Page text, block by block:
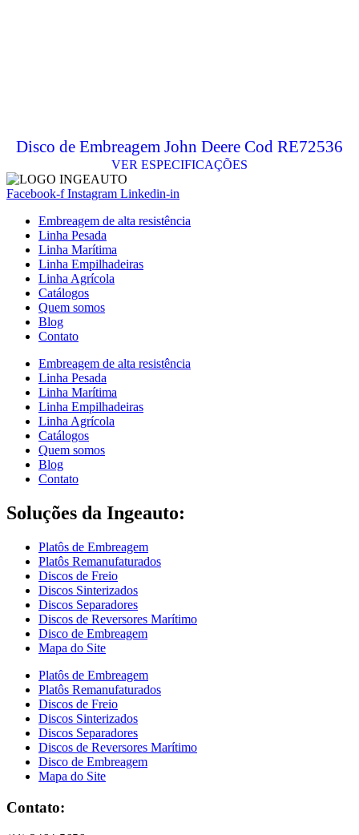
Disco de Embreagem John Deere Cod RE72536
VER ESPECIFICAÇÕES
Facebook-f Instagram Linkedin-in
Embreagem de alta resistência
Linha Pesada
Linha Marítima
Linha Empilhadeiras
Linha Agrícola
Catálogos
Quem somos
Blog
Contato
Embreagem de alta resistência
Linha Pesada
Linha Marítima
Linha Empilhadeiras
Linha Agrícola
Catálogos
Quem somos
Blog
Contato
Soluções da Ingeauto:
Platôs de Embreagem
Platôs Remanufaturados
Discos de Freio
Discos Sinterizados
Discos Separadores
Discos de Reversores Marítimo
Disco de Embreagem
Mapa do Site
Platôs de Embreagem
Platôs Remanufaturados
Discos de Freio
Discos Sinterizados
Discos Separadores
Discos de Reversores Marítimo
Disco de Embreagem
Mapa do Site
Contato: